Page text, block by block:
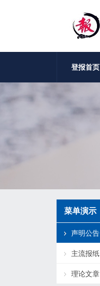
登报首页
菜单演示
声明公告
主流报纸
理论文章